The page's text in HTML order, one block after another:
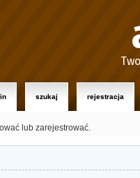
szukaj rejestracja
lub zarejestrować.